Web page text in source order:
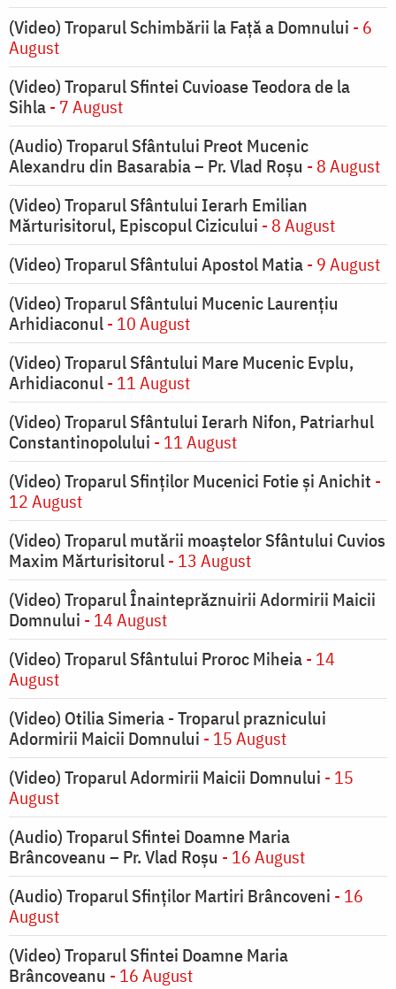
(Video) Troparul Schimbării la Față a Domnului - 6
August
(Video) Troparul Sfintei Cuvioase Teodora de la
Sihla- 7 August
(Audio) Troparul Sfântului Preot Mucenic
Alexandru din Basarabia – Pr. Vlad Roșu - 8 August
(Video) Troparul Sfântului Ierarh Emilian
Mărturisitorul, Episcopul Cizicului - 8 August
(Video) Troparul Sfântului Apostol Matia- 9 August
(Video) Troparul Sfântului Mucenic Laurențiu
Arhidiaconul- 10 August
(Video) Troparul Sfântului Mare Mucenic Evplu,
Arhidiaconul- 11 August
(Video) Troparul Sfântului Ierarh Nifon, Patriarhul
Constantinopolului - 11 August
(Video) Troparul Sfinților Mucenici Fotie și Anichit -
12 August
(Video) Troparul mutării moaștelor Sfântului Cuvios
Maxim Mărturisitorul- 13 August
(Video) Troparul Înainteprăznuirii Adormirii Maicii
Domnului - 14 August
(Video) Troparul Sfântului Proroc Miheia- 14
August
(Video) Otilia Simeria - Troparul praznicului
Adormirii Maicii Domnului - 15 August
(Video) Troparul Adormirii Maicii Domnului - 15
August
(Audio) Troparul Sfintei Doamne Maria
Brâncoveanu – Pr. Vlad Roșu - 16 August
(Audio) Troparul Sfinților Martiri Brâncoveni - 16
August
(Video) Troparul Sfintei Doamne Maria
Brâncoveanu - 16 August